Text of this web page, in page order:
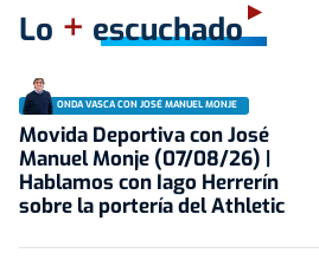
Lo + escuchado
ONDA VASCA CON JOSÉ MANUEL MONJE
Movida Deportiva con José
Manuel Monje (07/08/26) |
Hablamos con Iago Herrerín
sobre la portería del Athletic